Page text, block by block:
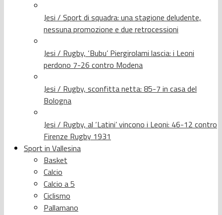
Jesi / Sport di squadra: una stagione deludente,
nessuna promozione e due retrocessioni
Jesi / Rugby, ‘Bubu’ Piergirolami lascia: i Leoni
perdono 7-26 contro Modena
Jesi / Rugby, sconfitta netta: 85-7 in casa del
Bologna
Jesi / Rugby, al ‘Latini’ vincono i Leoni: 46-12 contro
Firenze Rugby 1931
Sport in Vallesina
Basket
Calcio
Calcio a 5
Ciclismo
Pallamano